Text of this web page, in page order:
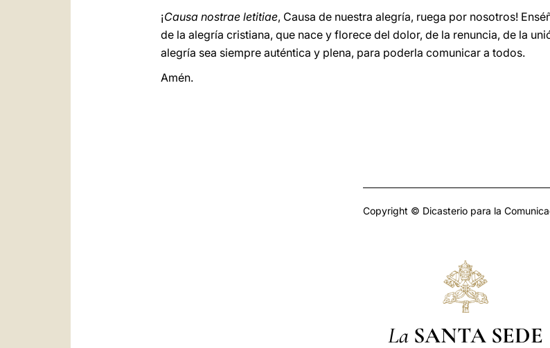
¡Causa nostrae letitiae, Causa de nuestra alegría, ruega por nosotros!
de la alegría cristiana, que nace y florece del dolor, de la renuncia, de la
alegría sea siempre auténtica y plena, para poderla comunicar a todos.
Amén.
Copyright © Dicasterio para la
La SANTA SEDE